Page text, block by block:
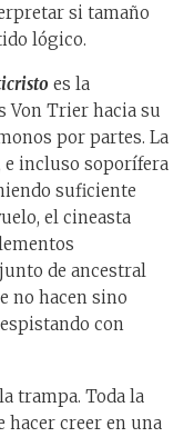
si tamaño
lógico.
es la
Von Trier hacia su
por partes. La
e incluso soporífera
suficiente
el cineasta
de ancestral
no hacen sino
con
trampa. Toda la
hacer creer en una